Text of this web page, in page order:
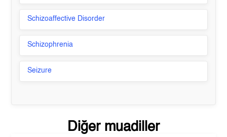
Schizoaffective Disorder
Schizophrenia
Seizure
Diğer muadiller